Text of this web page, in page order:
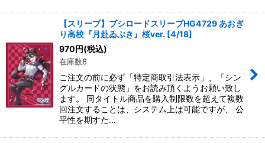
【スリーブ】ブシロードスリーブHG4729 あおぎ
り高校『月赴ゐぶき』桜ver. [4/18]
970円(税込)
在庫数8
ご注文の前に必ず「特定商取引法表示」、「シン
グルカードの状態」をお読み頂くようお願い致し
ます。 同タイトル商品を購入制限数を超えて複数
回注文することは、システム上は可能ですが、 公
平性を期すた…